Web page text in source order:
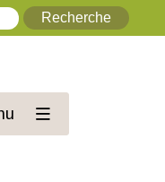
Recherche